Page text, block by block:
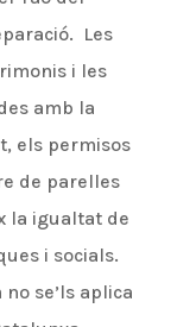
Les
i les
amb la
els permisos
de parelles
la igualtat de
i socials.
se’ls aplica